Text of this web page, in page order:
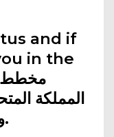
and if
in the
المملكة
وسداد مبلغ الضرائب المالئم.